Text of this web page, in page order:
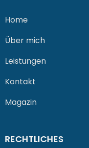
Home
Über mich
Leistungen
Kontakt
Magazin
RECHTLICHES